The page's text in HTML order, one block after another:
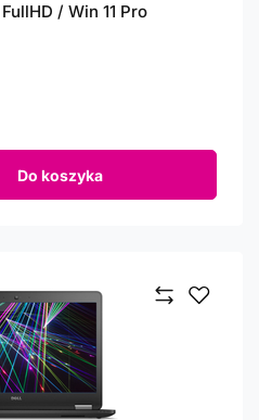
/ Win 11 Pro
Do koszyka